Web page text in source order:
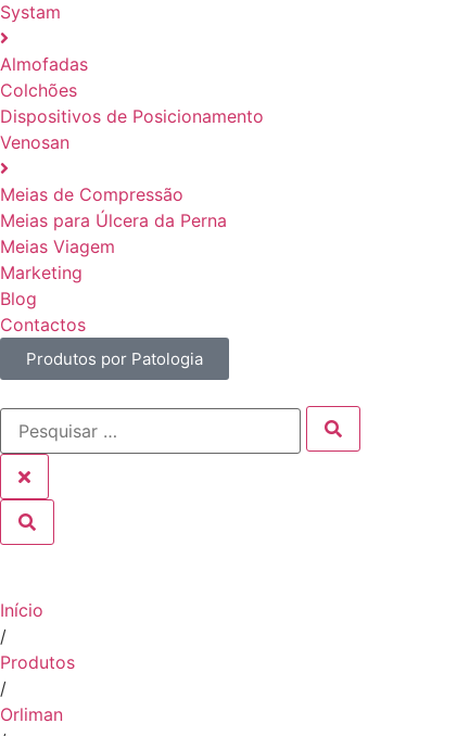
Systam
Almofadas
Colchões
Dispositivos de Posicionamento
Venosan
Meias de Compressão
Meias para Úlcera da Perna
Meias Viagem
Marketing
Blog
Contactos
Produtos por Patologia
Início
/
Produtos
/
Orliman